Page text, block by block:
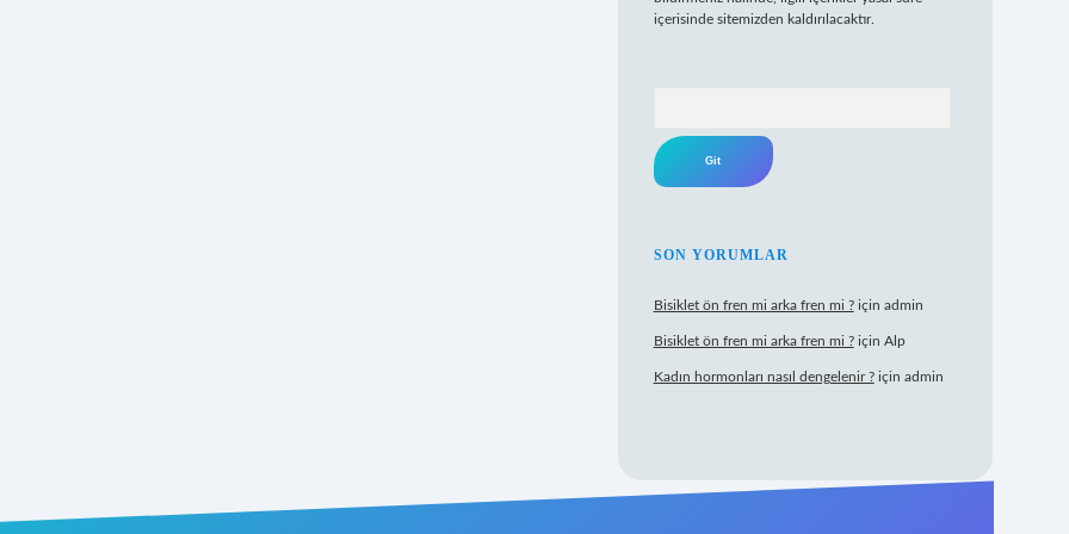
içerisinde sitemizden kaldırılacaktır.
SON YORUMLAR
Bisiklet ön fren mi arka fren mi ?için admin
Bisiklet ön fren mi arka fren mi ?için Alp
Kadın hormonları nasıl dengelenir ?için admin